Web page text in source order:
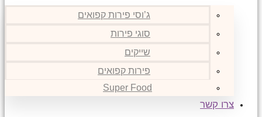
ג’וסי פירות קפואים
סוגי פירות
שייקים
פירות קפואים
Super Food
צרו קשר